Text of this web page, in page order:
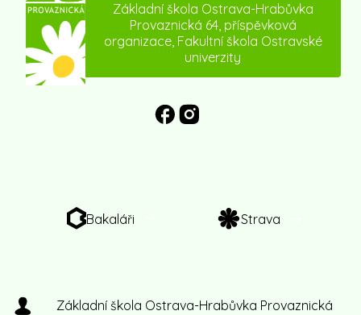
Základní škola Ostrava-Hrabůvka
Provaznická 64, příspěvková
organizace, Fakultní škola Ostravské
univerzity
Bakaláři Strava
Základní škola Ostrava-Hrabůvka Provaznická